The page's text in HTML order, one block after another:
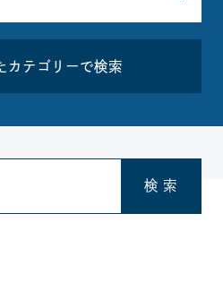
カテゴリーで検索
検 索